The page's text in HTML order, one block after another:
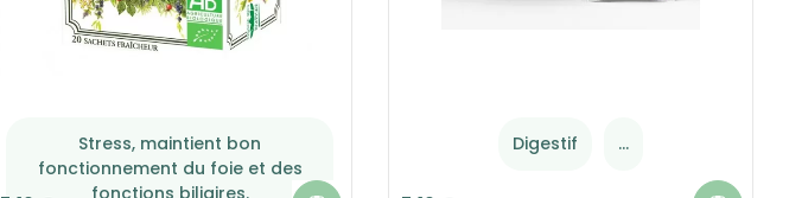
Stress, maintient bon
fonctionnement du foie et des
fonctions biliaires.
Digestif ...